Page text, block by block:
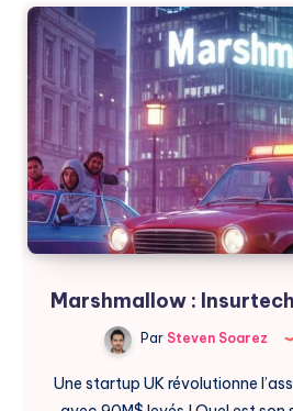
Diversité
en
2025
Marshmallow :
Par Steven Soarez
Une startup UK révolutionne